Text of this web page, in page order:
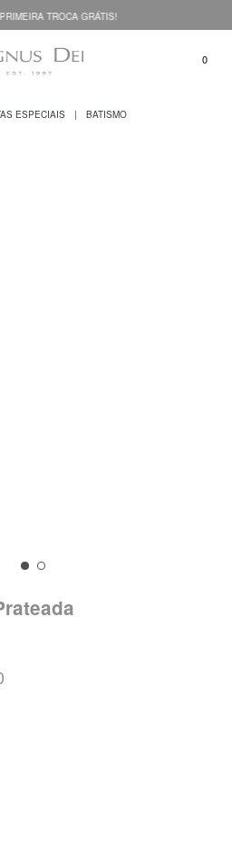
TROCA GRÁTIS!
ESPECIAIS BATISMO